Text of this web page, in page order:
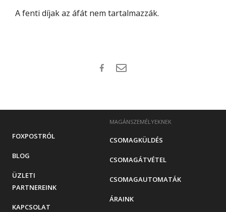
A fenti díjak az áfát nem tartalmazzák.
MAGÁNSZEMÉLYEKNEK
CSOMAGKÜLDÉS
CSOMAGÁTVÉTEL
CSOMAGAUTOMATÁK
ÁRAINK
FOXPOSTRÓL
BLOG
ÜZLETI
PARTNEREINK
KAPCSOLAT